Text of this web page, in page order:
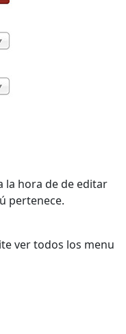
la hora de de editar
pertenece.
ver todos los menu